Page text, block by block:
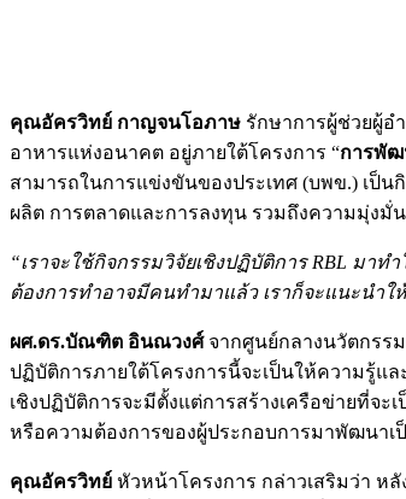
คุณอัครวิทย์ กาญจนโอภาษ รักษาการผู้ช่วยผู้อ
อาหารแห่งอนาคต อยู่ภายใต้โครงการ “การพัฒ
สามารถในการแข่งขันของประเทศ (บพข.) เป็
ผลิต การตลาดและการลงทุน รวมถึงความมุ่งมั่
“เราจะใช้กิจกรรมวิจัยเชิงปฏิบัติการ RBL มาทำ
ต้องการทำอาจมีคนทำมาแล้ว เราก็จะแนะนำ
ผศ.ดร.บัณฑิต อินณวงศ์ จากศูนย์กลางนวัตกรร
ปฏิบัติการภายใต้โครงการนี้จะเป็นให้ความรู้แล
เชิงปฏิบัติการจะมีตั้งแต่การสร้างเครือข่ายที่จ
หรือความต้องการของผู้ประกอบการมาพัฒนาเ
คุณอัครวิทย์ หัวหน้าโครงการ กล่าวเสริมว่า ห